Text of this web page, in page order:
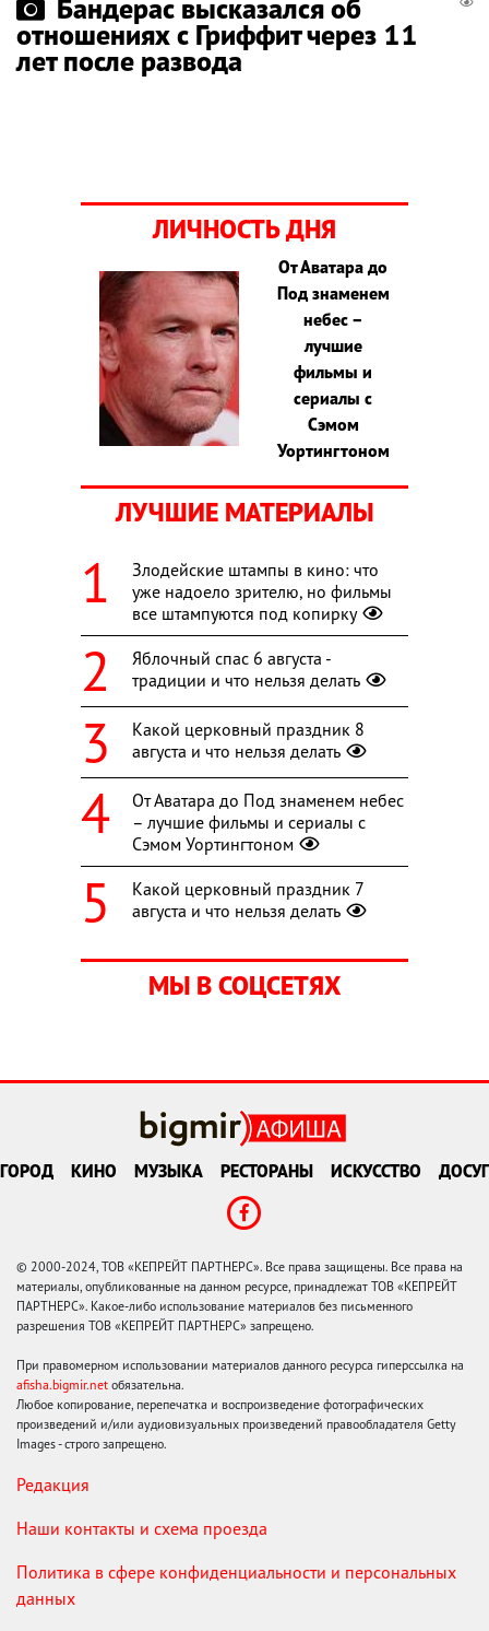
Бандерас высказался об
отношениях с Гриффит через 11
лет после развода
ЛИЧНОСТЬ ДНЯ
От Аватара до
Под знаменем
небес –
лучшие
фильмы и
сериалы с
Сэмом
Уортингтоном
ЛУЧШИЕ МАТЕРИАЛЫ
Злодейские штампы в кино: что
уже надоело зрителю, но фильмы
все штампуются под копирку
Яблочный спас 6 августа -
традиции и что нельзя делать
Какой церковный праздник 8
августа и что нельзя делать
От Аватара до Под знаменем небес
– лучшие фильмы и сериалы с
Сэмом Уортингтоном
Какой церковный праздник 7
августа и что нельзя делать
МЫ В СОЦСЕТЯХ
ГОРОД КИНО МУЗЫКА РЕСТОРАНЫ ИСКУССТВО ДОСУГ
© 2000-2024, ТОВ «КЕПРЕЙТ ПАРТНЕРС». Все права защищены. Все права на
материалы, опубликованные на данном ресурсе, принадлежат ТОВ «КЕПРЕЙТ
ПАРТНЕРС». Какое-либо использование материалов без письменного
разрешения ТОВ «КЕПРЕЙТ ПАРТНЕРС» запрещено.
При правомерном использовании материалов данного ресурса гиперссылка на
afisha.bigmir.net обязательна.
Любое копирование, перепечатка и воспроизведение фотографических
произведений и/или аудиовизуальных произведений правообладателя Getty
Images - строго запрещено.
Редакция
Наши контакты и схема проезда
Политика в сфере конфиденциальности и персональных
данных